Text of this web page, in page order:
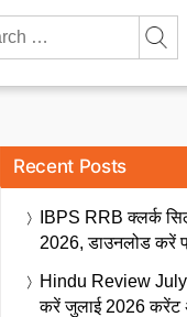
Recent Posts
IBPS RRB क्लर्क
2026, डाउनलोड करें
Hindu Review
करें जुलाई 2026 करेंट